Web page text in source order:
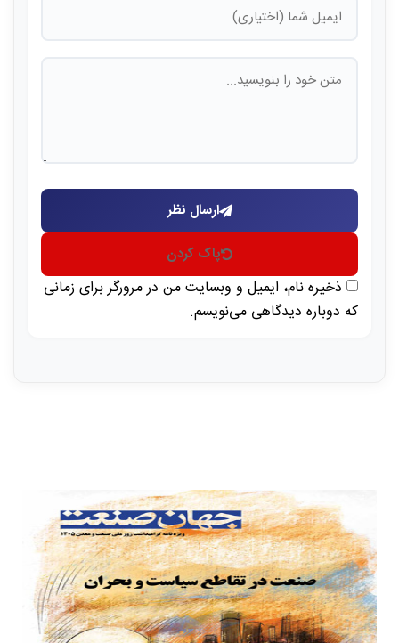
ارسال نظر
پاک کردن
ذخیره نام، ایمیل و وبسایت من در مرورگر برای زمانی
که دوباره دیدگاهی می‌نویسم.